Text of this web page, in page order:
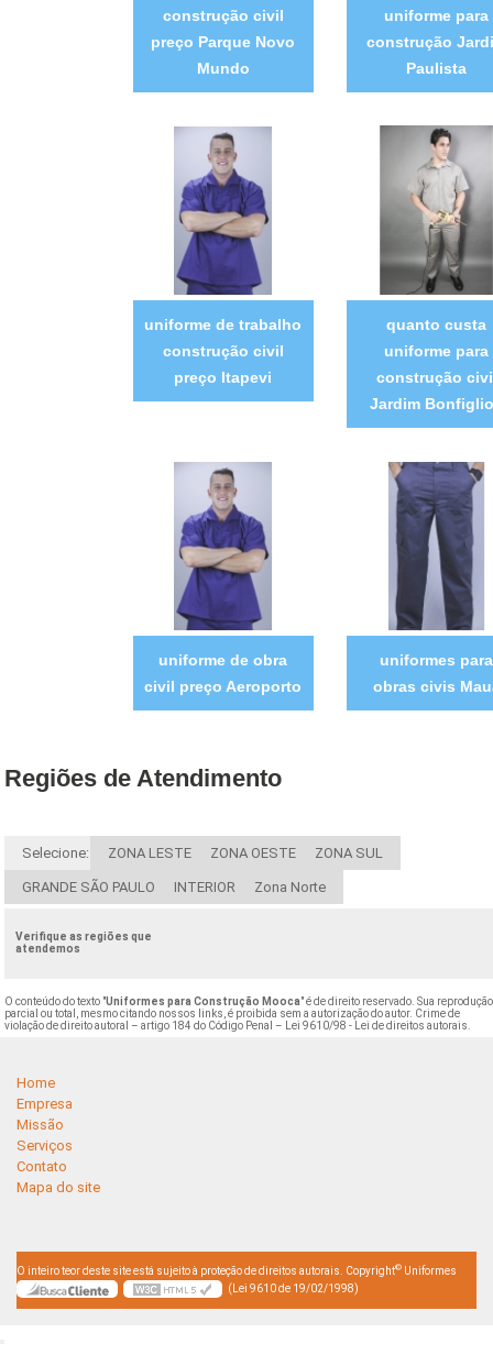
construção civil
preço Parque Novo
Mundo
uniforme para
construção
Paulista
uniforme de trabalho
construção civil
preço Itapevi
quanto custa
uniforme para
construção
Jardim
uniforme de obra
civil preço Aeroporto
uniformes para
obras civis
Regiões de Atendimento
Selecione: ZONA LESTE ZONA OESTE ZONA SUL
GRANDE SÃO PAULO INTERIOR Zona Norte
Verifique as regiões que
atendemos
O conteúdo do texto "Uniformes para Construção Mooca" é de direito reservado. Sua
parcial ou total, mesmo citando nossos links, é proibida sem a autorização do autor. Crime de
violação de direito autoral – artigo 184 do Código Penal – Lei 9610/98 - Lei de direitos autorais.
Home
Empresa
Missão
Serviços
Contato
Mapa do site
O inteiro teor deste site está sujeito à proteção de direitos autorais. Copyright© Uniformes
(Lei 9610 de 19/02/1998)